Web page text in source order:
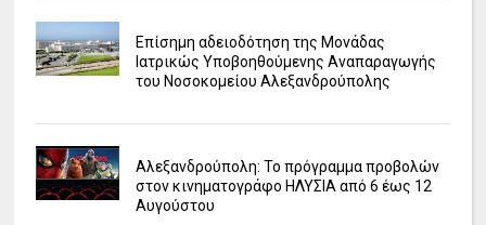
Επίσημη αδειοδότηση της Μονάδας
Ιατρικώς Υποβοηθούμενης Αναπαραγωγής
του Νοσοκομείου Αλεξανδρούπολης
Αλεξανδρούπολη: Το πρόγραμμα προβολών
στον κινηματογράφο ΗΛΥΣΙΑ από 6 έως 12
Αυγούστου